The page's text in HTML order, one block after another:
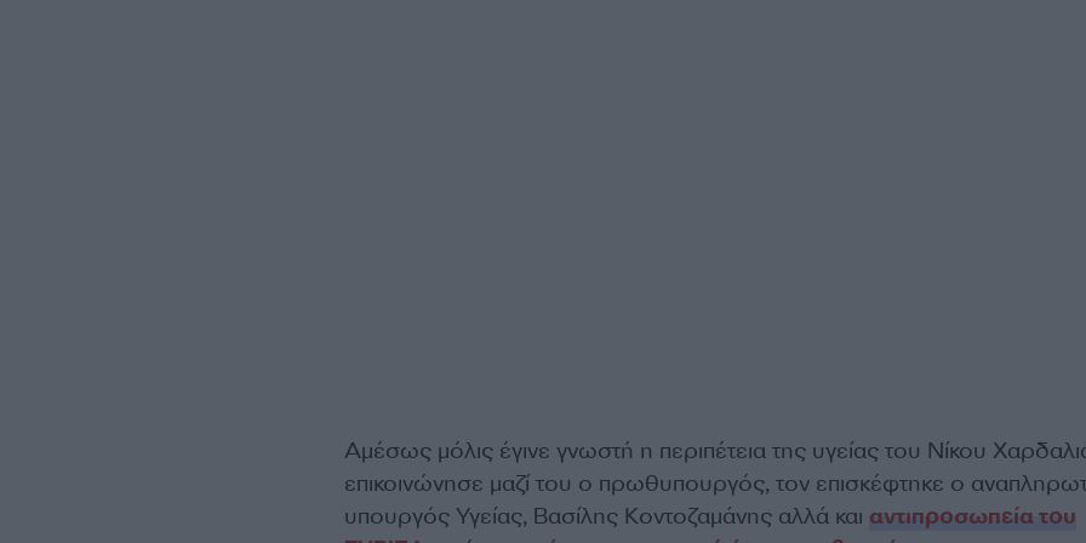
Αμέσως μόλις έγινε γνωστή η περιπέτεια της υγείας του Νίκου
επικοινώνησε μαζί του ο πρωθυπουργός, τον επισκέφτηκε ο
υπουργός Υγείας, Βασίλης Κοντοζαμάνης αλλά και αντιπροσωπεία του